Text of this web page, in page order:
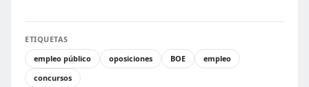
ETIQUETAS
empleo público
oposiciones BOE
empleo
concursos